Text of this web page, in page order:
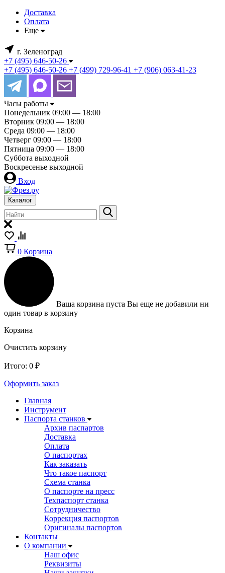
Доставка
Оплата
Еще
г. Зеленоград
+7 (495) 646-50-26
+7 (495) 646-50-26 +7 (499) 729-96-41 +7 (906) 063-41-23
Часы работы
Понедельник 09:00 — 18:00
Вторник 09:00 — 18:00
Среда 09:00 — 18:00
Четверг 09:00 — 18:00
Пятница 09:00 — 18:00
Суббота выходной
Воскресенье выходной
Вход
Каталог
0 Корзина
Ваша корзина пуста Вы еще не добавили ни
один товар в корзину
Корзина
Очистить корзину
Итого: 0 ₽
Оформить заказ
Главная
Инструмент
Паспорта станков
Архив паспартов
Доставка
Оплата
О паспортах
Как заказать
Что такое паспорт
Схема станка
О паспорте на пресс
Техпаспорт станка
Сотрудничество
Коррекция паспортов
Оригиналы паспортов
Контакты
О компании
Наш офис
Реквизиты